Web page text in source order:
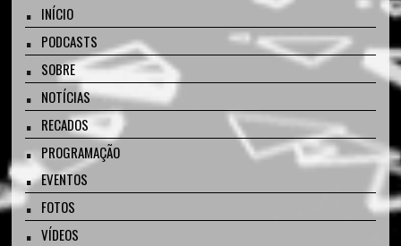
INÍCIO
PODCASTS
SOBRE
NOTÍCIAS
RECADOS
PROGRAMAÇÃO
EVENTOS
FOTOS
VÍDEOS